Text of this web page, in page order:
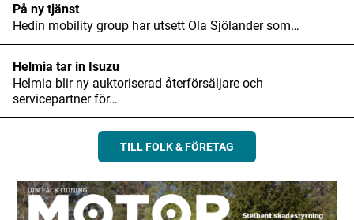
På ny tjänst
Hedin mobility group har utsett Ola Sjölander som…
Helmia tar in Isuzu
Helmia blir ny auktoriserad återförsäljare och
servicepartner för…
TILL FOLK & FÖRETAG